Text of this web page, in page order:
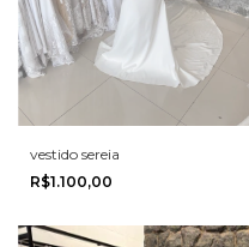
vestido sereia
R$1.100,00